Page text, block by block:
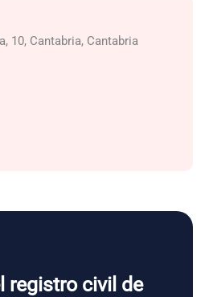
10, Cantabria, Cantabria
registro civil de